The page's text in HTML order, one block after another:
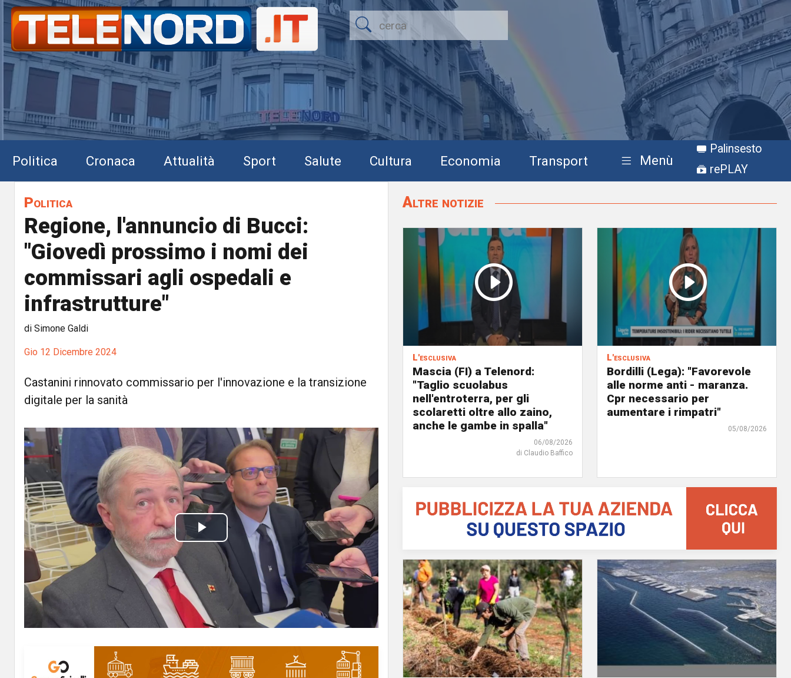
Politica Cronaca Attualità Sport Salute Cultura Economia Transport Menù
Palinsesto
rePLAY
Politica
Regione, l'annuncio di Bucci:
"Giovedì prossimo i nomi dei
commissari agli ospedali e
infrastrutture"
di Simone Galdi
Gio 12 Dicembre 2024
Castanini rinnovato commissario per l'innovazione e la transizione
digitale per la sanità
P
a
y
V
Altre notizie
L'esclusiva
Mascia (FI) a Telenord:
"Taglio scuolabus
nell'entroterra, per gli
scolaretti oltre allo zaino,
anche le gambe in spalla"
06/08/2026
di Claudio Baffico
L'esclusiva
Bordilli (Lega): "Favorevole
alle norme anti - maranza.
Cpr necessario per
aumentare i rimpatri"
05/08/2026